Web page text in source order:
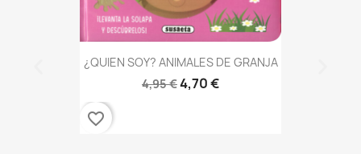
¿QUIEN SOY? ANIMALES DE GRANJA
4,95 €4,70 €
favorite_border